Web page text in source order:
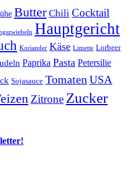
Butter Chili Cocktail
Hauptgericht
Koriander Käse Limette Lorbeer
Paprika Pasta Petersilie
Sojasauce Tomaten USA
Zitrone Zucker